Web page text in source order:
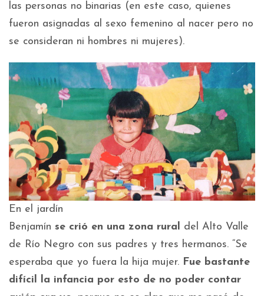
las personas no binarias (en este caso, quienes
fueron asignadas al sexo femenino al nacer pero no
se consideran ni hombres ni mujeres).
En el jardín
Benjamín se crió en una zona rural del Alto Valle
de Río Negro con sus padres y tres hermanos. “Se
esperaba que yo fuera la hija mujer. Fue bastante
difícil la infancia por esto de no poder contar